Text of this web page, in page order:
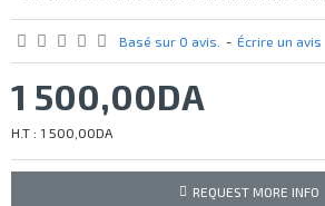
Basé sur 0 avis. - Écrire un avis
1 500,00DA
H.T : 1 500,00DA
REQUEST MORE INFO